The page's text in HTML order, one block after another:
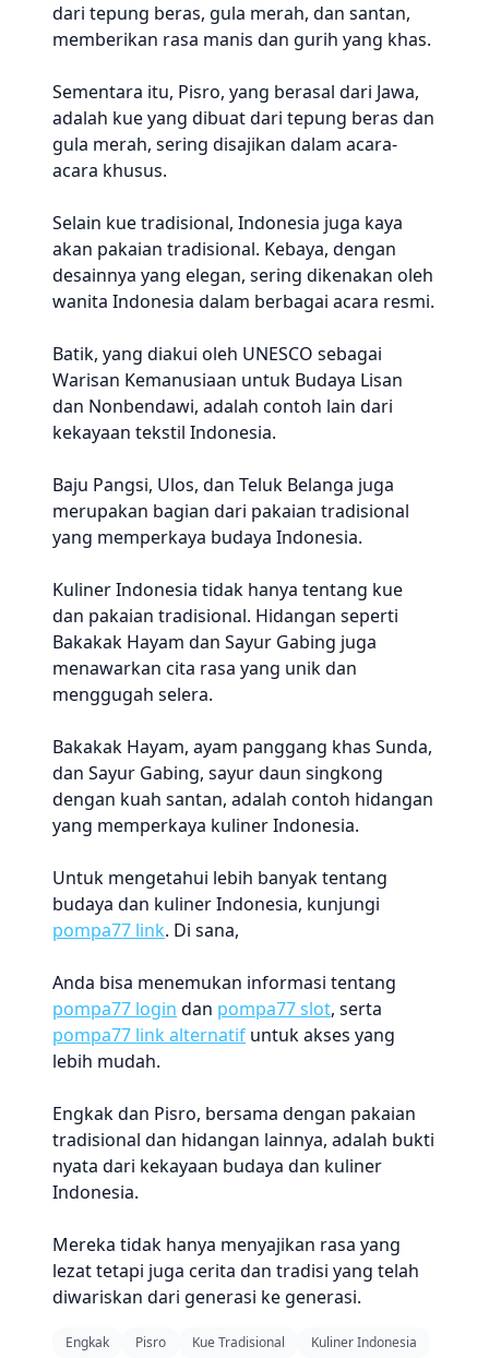
dari tepung beras, gula merah, dan santan,
memberikan rasa manis dan gurih yang khas.
Sementara itu, Pisro, yang berasal dari Jawa,
adalah kue yang dibuat dari tepung beras dan
gula merah, sering disajikan dalam acara-
acara khusus.
Selain kue tradisional, Indonesia juga kaya
akan pakaian tradisional. Kebaya, dengan
desainnya yang elegan, sering dikenakan oleh
wanita Indonesia dalam berbagai acara resmi.
Batik, yang diakui oleh UNESCO sebagai
Warisan Kemanusiaan untuk Budaya Lisan
dan Nonbendawi, adalah contoh lain dari
kekayaan tekstil Indonesia.
Baju Pangsi, Ulos, dan Teluk Belanga juga
merupakan bagian dari pakaian tradisional
yang memperkaya budaya Indonesia.
Kuliner Indonesia tidak hanya tentang kue
dan pakaian tradisional. Hidangan seperti
Bakakak Hayam dan Sayur Gabing juga
menawarkan cita rasa yang unik dan
menggugah selera.
Bakakak Hayam, ayam panggang khas Sunda,
dan Sayur Gabing, sayur daun singkong
dengan kuah santan, adalah contoh hidangan
yang memperkaya kuliner Indonesia.
Untuk mengetahui lebih banyak tentang
budaya dan kuliner Indonesia, kunjungi
pompa77 link. Di sana,
Anda bisa menemukan informasi tentang
pompa77 login dan pompa77 slot, serta
pompa77 link alternatif untuk akses yang
lebih mudah.
Engkak dan Pisro, bersama dengan pakaian
tradisional dan hidangan lainnya, adalah bukti
nyata dari kekayaan budaya dan kuliner
Indonesia.
Mereka tidak hanya menyajikan rasa yang
lezat tetapi juga cerita dan tradisi yang telah
diwariskan dari generasi ke generasi.
Engkak Pisro Kue Tradisional Kuliner Indonesia